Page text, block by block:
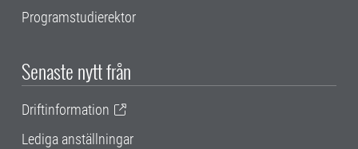
Programstudierektor
Senaste nytt från
Driftinformation
Lediga anställningar